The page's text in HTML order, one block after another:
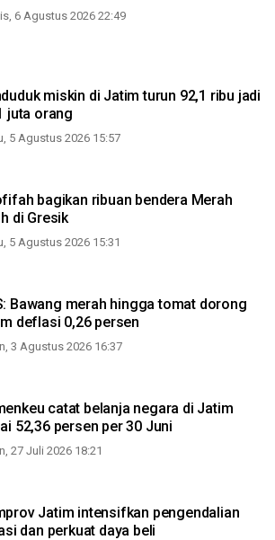
6 Agustus 2026 22:49
miskin di Jatim turun 92,1 ribu jadi
juta orang
5 Agustus 2026 15:57
bagikan ribuan bendera Merah
di Gresik
5 Agustus 2026 15:31
Bawang merah hingga tomat dorong
deflasi 0,26 persen
3 Agustus 2026 16:37
catat belanja negara di Jatim
52,36 persen per 30 Juni
27 Juli 2026 18:21
Jatim intensifkan pengendalian
dan perkuat daya beli